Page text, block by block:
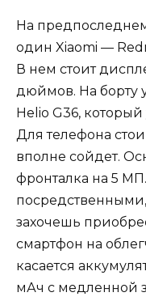
На
один Xiaomi —
В нем стоит
дюймов. На борту
Helio G36, который
Для телефона
вполне сойдет.
фронталка на 5
захочешь
смартфон на
касается
мАч с медленной